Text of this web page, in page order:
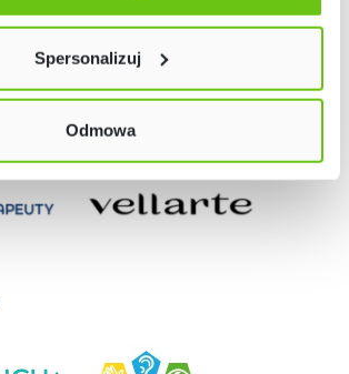
zmienić przez kliknięcie przycisku w
prywatności
Spersonalizuj
Odmowa